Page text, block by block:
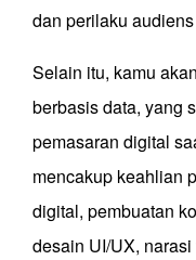
dan perilaku
Selain itu, kamu
berbasis data, yang
pemasaran digital
mencakup keahlian
digital, pembuatan
desain UI/UX,